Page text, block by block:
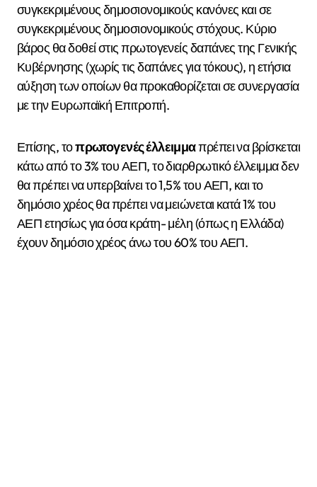
συγκεκριμένους δημοσιονομικούς κανόνες και σε
συγκεκριμένους δημοσιονομικούς στόχους. Κύριο
βάρος θα δοθεί στις πρωτογενείς δαπάνες της Γενικής
Κυβέρνησης (χωρίς τις δαπάνες για τόκους), η ετήσια
αύξηση των οποίων θα προκαθορίζεται σε συνεργασία
με την Ευρωπαϊκή Επιτροπή.
Επίσης, τοπρωτογενές έλλειμμαπρέπει να βρίσκεται
κάτω από το 3% του ΑΕΠ, το διαρθρωτικό έλλειμμα δεν
θα πρέπει να υπερβαίνει το 1,5% του ΑΕΠ, και το
δημόσιο χρέος θα πρέπει να μειώνεται κατά 1% του
ΑΕΠ ετησίως για όσα κράτη- μέλη (όπως η Ελλάδα)
έχουν δημόσιο χρέος άνω του 60% του ΑΕΠ.